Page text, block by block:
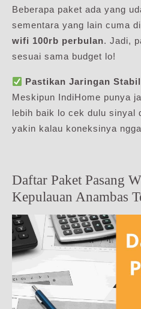
Beberapa paket ada yang
sementara yang lain cuma
wifi 100rb perbulan. Jadi,
sesuai sama budget lo!
Pastikan Jaringan
Meskipun IndiHome punya
lebih baik lo cek dulu sinyal
yakin kalau koneksinya
Daftar Paket Pasang
Kepulauan Anambas